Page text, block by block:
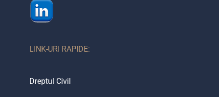
LINK-URI RAPIDE:
Dreptul Civil